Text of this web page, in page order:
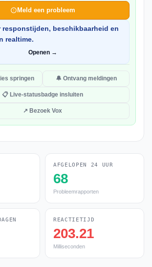
Meld een probleem
responstijden, beschikbaarheid en
realtime.
Openen →
springen 🔔 Ontvang meldingen
📋 Live-statusbadge insluiten
↗ Bezoek Vox
AFGELOPEN 24 UUR
68
Probleemrapporten
REACTIETIJD
203.21
Milliseconden